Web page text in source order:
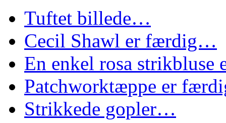
Tuftet billede…
Cecil Shawl er færdig…
En enkel rosa
Patchworktæppe er
Strikkede gopler…